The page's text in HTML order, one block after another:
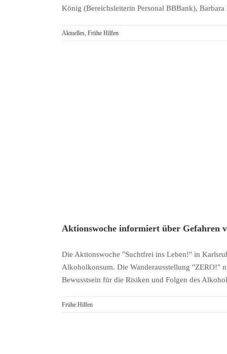
König (Bereichsleiterin Personal BBBank),
Aktuelles, Frühe Hilfen
Aktionswoche informiert über Gefahren
Die Aktionswoche "Suchtfrei ins Leben!" in
Alkoholkonsum. Die Wanderausstellung "ZERO!"
Bewusstsein für die Risiken und Folgen des
Frühe Hilfen